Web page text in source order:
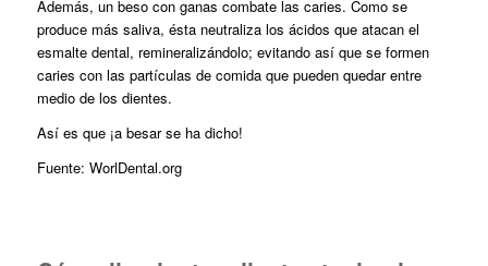
Además, un beso con ganas combate las caries. Como se
produce más saliva, ésta neutraliza los ácidos que atacan el
esmalte dental, remineralizándolo; evitando así que se formen
caries con las partículas de comida que pueden quedar entre
medio de los dientes.
Así es que ¡a besar se ha dicho!
Fuente: WorlDental.org